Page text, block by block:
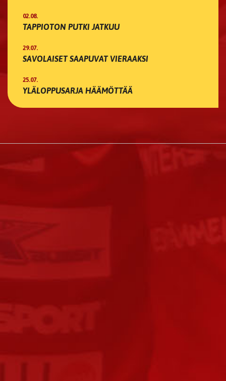
02.08.
TAPPIOTON PUTKI JATKUU
29.07.
SAVOLAISET SAAPUVAT VIERAAKSI
25.07.
YLÄLOPPUSARJA HÄÄMÖTTÄÄ